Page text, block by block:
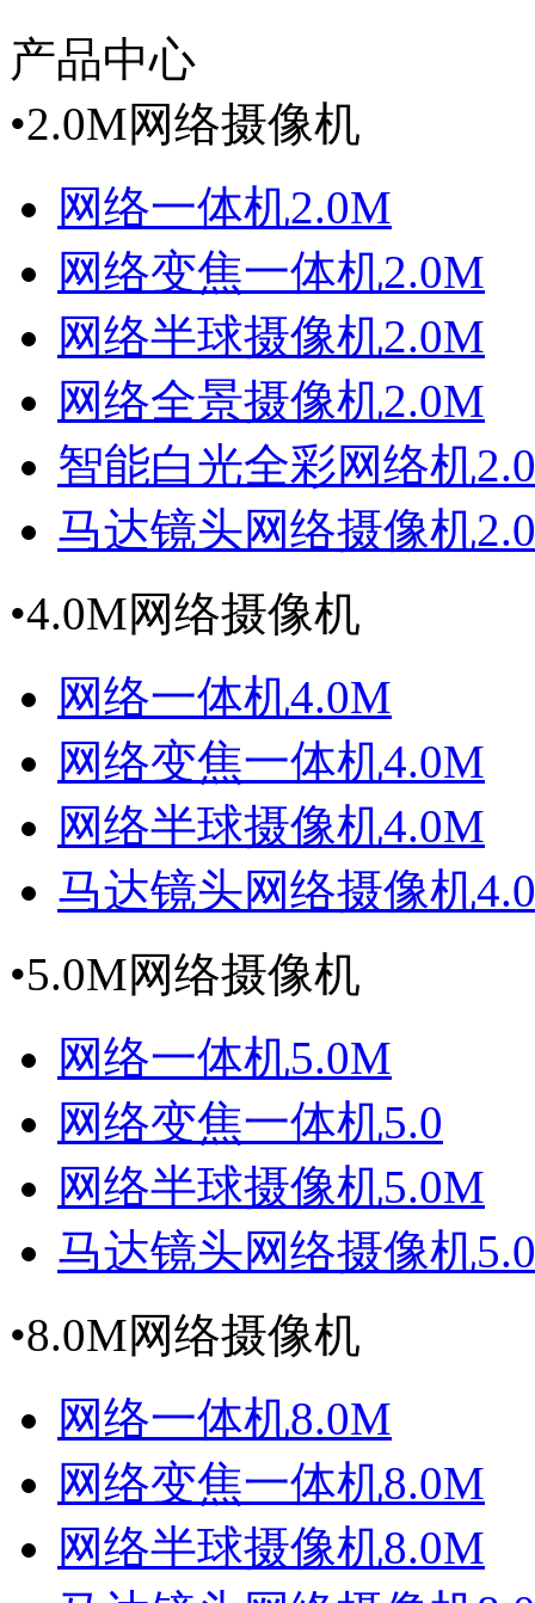
产品中心
•2.0M网络摄像机
网络一体机2.0M
网络变焦一体机2.0M
网络半球摄像机2.0M
网络全景摄像机2.0M
智能白光全彩网络机
马达镜头网络摄像机
•4.0M网络摄像机
网络一体机4.0M
网络变焦一体机4.0M
网络半球摄像机4.0M
马达镜头网络摄像机
•5.0M网络摄像机
网络一体机5.0M
网络变焦一体机5.0
网络半球摄像机5.0M
马达镜头网络摄像机
•8.0M网络摄像机
网络一体机8.0M
网络变焦一体机8.0M
网络半球摄像机8.0M